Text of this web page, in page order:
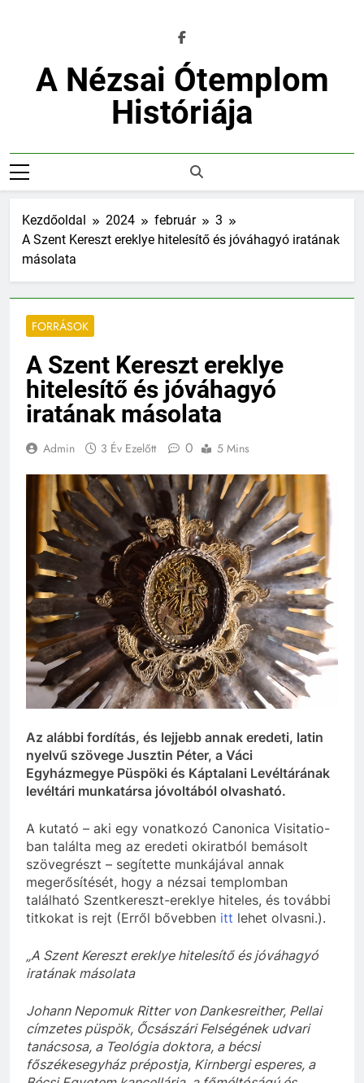
A Nézsai Ótemplom
Históriája
Kezdőoldal 2024 február
3
A Szent Kereszt ereklye hitelesítő és jóváhagyó iratának
másolata
FORRÁSOK
A Szent Kereszt ereklye
hitelesítő és jóváhagyó
iratának másolata
Admin 3 Év Ezelőtt 0 5 Mins
Az alábbi fordítás, és lejjebb annak eredeti, latin
nyelvű szövege Jusztin Péter, a Váci
Egyházmegye Püspöki és Káptalani Levéltárának
levéltári munkatársa jóvoltából olvasható.
A kutató – aki egy vonatkozó Canonica Visitatio-
ban találta meg az eredeti okiratból bemásolt
szövegrészt – segítette munkájával annak
megerősítését, hogy a nézsai templomban
található Szentkereszt-ereklye hiteles, és további
titkokat is rejt (Erről bővebben itt lehet olvasni.).
„A Szent Kereszt ereklye hitelesítő és jóváhagyó
iratának másolata
Johann Nepomuk Ritter von Dankesreither, Pellai
címzetes püspök, Őcsászári Felségének udvari
tanácsosa, a Teológia doktora, a bécsi
főszékesegyház prépostja, Kirnbergi esperes, a